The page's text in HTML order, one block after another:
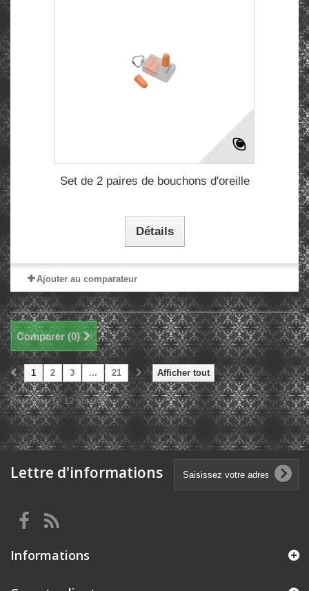
Set de 2 paires de bouchons d'oreille
Détails
Ajouter au comparateur
Comparer (0)
Afficher tout
1 2 3 ... 21
Résultats 1 - 12 sur 249.
Lettre d'informations
Informations